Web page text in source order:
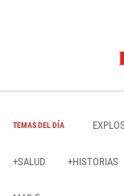
TEMAS DEL DÍA
+SALUD +HISTORIAS